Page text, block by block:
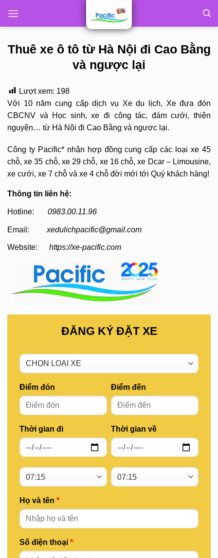
Thuê xe ô tô từ Hà Nội đi Cao Bằng
và ngược lại
Lượt xem: 198
Với 10 năm cung cấp dịch vụ Xe du lịch, Xe đưa đón
CBCNV và Học sinh, xe đi công tác, đám cưới, thiện
nguyện… từ Hà Nội đi Cao Bằng và ngược lại.
Công ty Pacific* nhận hợp đồng cung cấp các loại xe 45
chỗ, xe 35 chỗ, xe 29 chỗ, xe 16 chỗ, xe Dcar – Limousine,
xe cưới, xe 7 chỗ và xe 4 chỗ đời mới tới Quý khách hàng!
Thông tin liên hệ:
Hotline: 0983.00.11.96
Email: xedulichpacific@gmail.com
Website: https://xe-pacific.com
ĐĂNG KÝ ĐẶT XE
Điểm đón
Thời gian đi
Điểm đến
Thời gian về
Họ và tên *
Số điện thoại *